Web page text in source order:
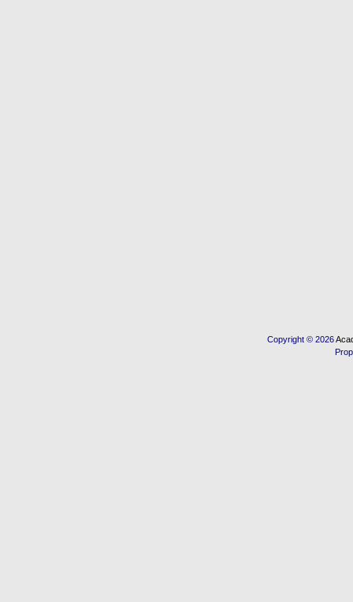
Copyright © 2026